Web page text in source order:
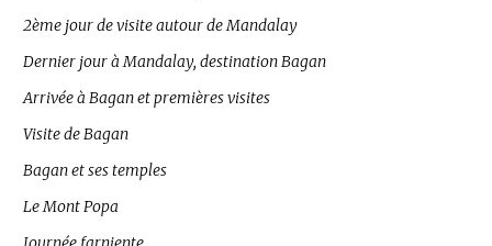
2ème jour de visite autour de Mandalay
Dernier jour à Mandalay, destination Bagan
Arrivée à Bagan et premières visites
Visite de Bagan
Bagan et ses temples
Le Mont Popa